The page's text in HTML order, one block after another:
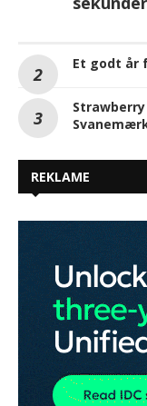
Et godt år
REKLAME